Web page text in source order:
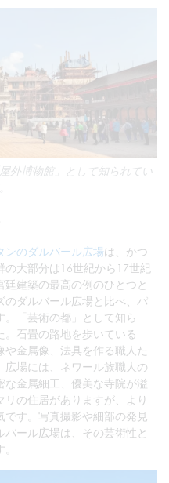
外博物館」として知られてい
ンのダルバール広場は、かつ
の大部分は16世紀から17世紀
建築の最高の例のひとつと
のダルバール広場と比べ、パ
。「芸術の都」として知ら
石畳の路地を歩いている
や金属像、法具を作る職人た
広場には、ネワール族職人の
金属細工、優美な寺院が溢
の住居がありますが、より
す。写真撮影や細部の発見
ール広場は、その芸術性と